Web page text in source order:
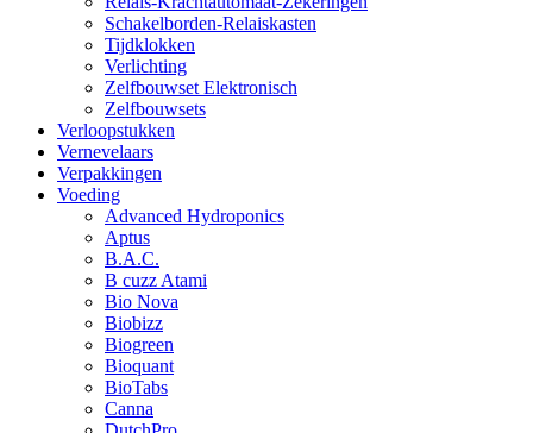
Schakelborden-Relaiskasten
Tijdklokken
Verlichting
Zelfbouwset Elektronisch
Zelfbouwsets
Verloopstukken
Vernevelaars
Verpakkingen
Voeding
Advanced Hydroponics
Aptus
B.A.C.
B cuzz Atami
Bio Nova
Biobizz
Biogreen
Bioquant
BioTabs
Canna